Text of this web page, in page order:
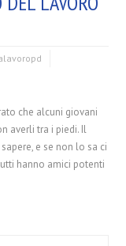
lavoropd
che alcuni giovani
averli tra i piedi. Il
e se non lo sa ci
hanno amici potenti